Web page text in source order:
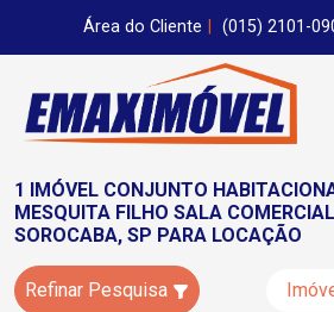
Área do Cliente (015) 2101-
1 IMÓVEL CONJUNTO
MESQUITA FILHO SALA
SOROCABA, SP PARA LOCAÇÃO
Refinar Pesquisa